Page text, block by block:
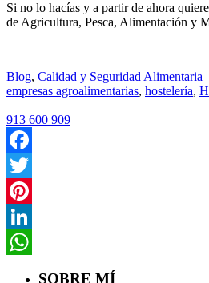
Si no lo hacías y a partir de ahora
de Agricultura, Pesca, Alimentación y
Blog, Calidad y Seguridad Alimentaria
empresas agroalimentarias, hostelería,
913 600 909
Facebook
Twitter
Pinterest
LinkedIn
SOBRE MÍ